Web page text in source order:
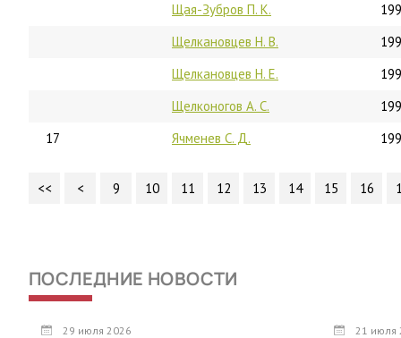
Щая-Зубров П. К.
Щелкановцев Н. В.
Щелкановцев Н. Е.
Щелконогов А. С.
17
Ячменев С. Д.
<< < 9 10 11 12 13 14 15 16
ПОСЛЕДНИЕ НОВОСТИ
29 июля 2026 21 июля